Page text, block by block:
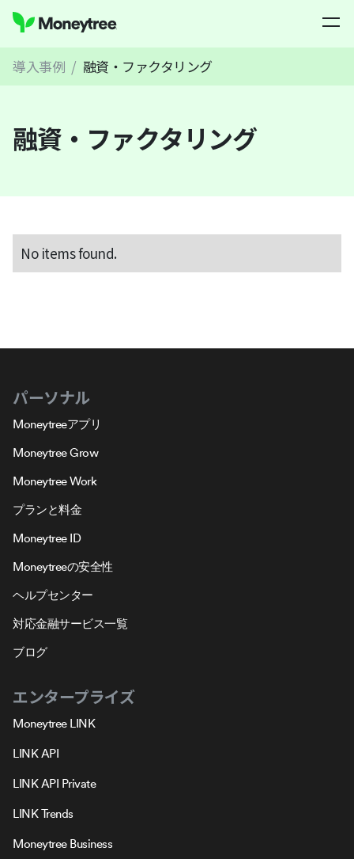
導入事例 / 融資・ファクタリング
融資・ファクタリング
No items found.
パーソナル
Moneytreeアプリ
Moneytree Grow
Moneytree Work
プランと料金
Moneytree ID
Moneytreeの安全性
ヘルプセンター
対応金融サービス一覧
ブログ
エンタープライズ
Moneytree LINK
LINK API
LINK API Private
LINK Trends
Moneytree Business